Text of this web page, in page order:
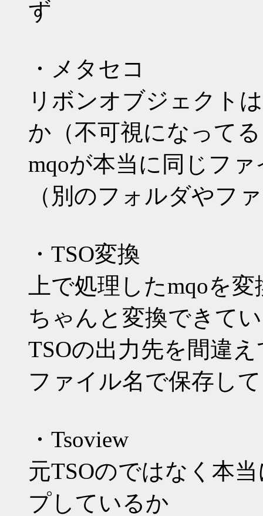
ず
・メタセコ
リボンオブジェクト
か（不可視になって
mqoが本当に同じフ
（別のフォルダやフ
・TSO変換
上で処理したmqoを
ちゃんと変換できて
TSOの出力先を間違
ファイル名で保存し
・Tsoview
元TSOのではなく本
プしているか